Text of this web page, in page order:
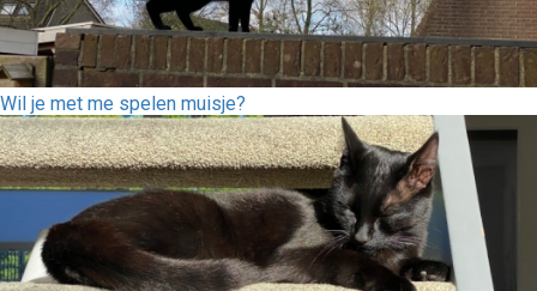
Wil je met me spelen muisje?